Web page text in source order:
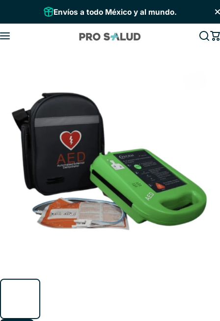
Saltar al contenido
Envíos a todo México y al mundo.